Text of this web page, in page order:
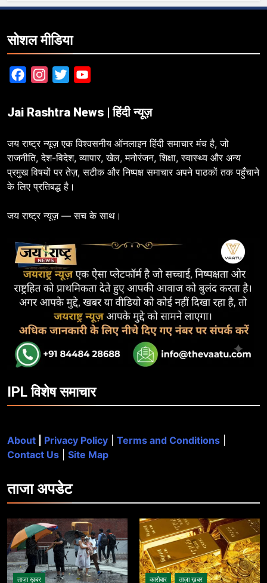
सोशल मीडिया
FacebookInstagram
Twitter
Jai Rashtra News | हिंदी न्यूज़
जय राष्ट्र न्यूज़ एक विश्वसनीय ऑनलाइन हिंदी समाचार मंच है, जो
राजनीति, देश-विदेश, व्यापार, खेल, मनोरंजन, शिक्षा, स्वास्थ्य और अन्य
प्रमुख विषयों पर तेज़, सटीक और निष्पक्ष समाचार अपने पाठकों तक पहुँचाने
के लिए प्रतिबद्ध है।
जय राष्ट्र न्यूज़ — सच के साथ।
IPL विशेष समाचार
About Privacy Policy Terms and Conditions
Contact Us
Site Map
ताजाअपडेट
ताज़ा ख़बर कारोबार ताज़ा ख़बर